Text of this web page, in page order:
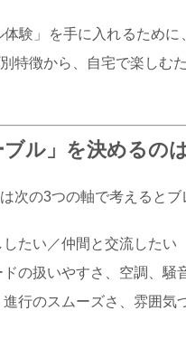
験」を手に入れるために
特徴から、自宅で楽しむ
ル」を決めるの
次の3つの軸で考えるとブ
たい／仲間と交流したい
の扱いやすさ、空調、騒
行のスムーズさ、雰囲気